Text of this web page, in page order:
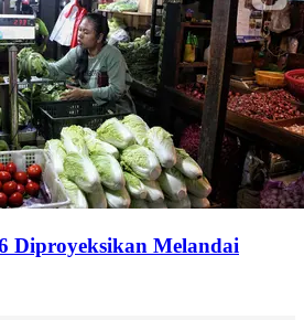
Diproyeksikan Melandai